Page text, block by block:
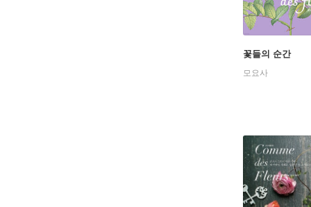
꽃들의 순간
모요사